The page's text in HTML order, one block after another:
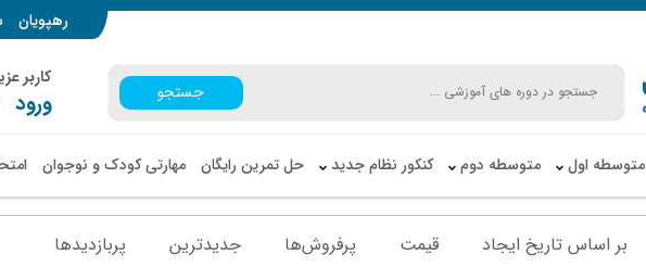
رهپویان
جستجو
کاربر
ورود
متوسطه اول متوسطه دوم کنکور نظام جدید حل تمرین رایگان مهارتی کودک و نوجوان
بر اساس تاریخ ایجاد قیمت پرفروش‌ها جدیدترین پربازدید‌ها